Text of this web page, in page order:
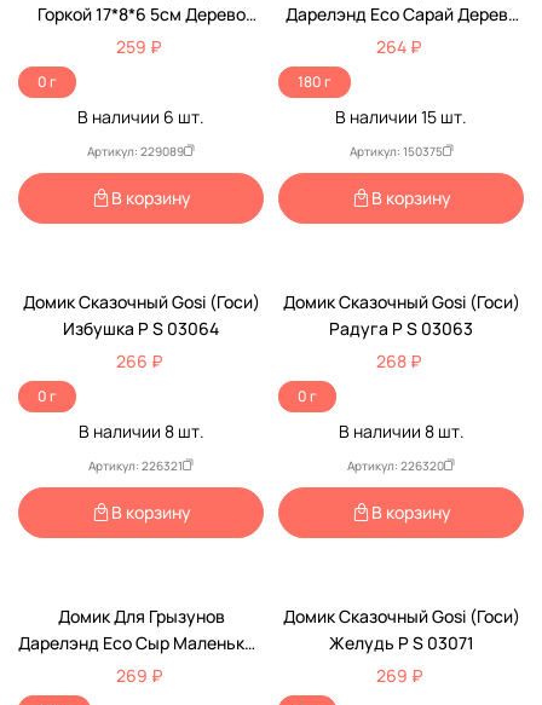
Горкой 17*8*6 5см Дерево
2025 3691
259 ₽
0 г
В наличии 6 шт.
Артикул: 229089
В корзину
Дарелэнд Есо Сарай Дерево
13*13*9см Rp86811
264 ₽
180 г
В наличии 15 шт.
Артикул: 150375
В корзину
Домик Сказочный Gosi (Госи)
Избушка Р S 03064
266 ₽
0 г
В наличии 8шт.
Артикул: 226321
В корзину
Домик Сказочный Gosi (Госи)
Радуга Р S 03063
268 ₽
0 г
В наличии 8шт.
Артикул: 226320
В корзину
Домик Для Грызунов
Дарелэнд Есо Сыр Маленький
Дерево 15*10*9см Rp86851
269 ₽
Домик Сказочный Gosi (Госи)
Желудь Р S 03071
269 ₽